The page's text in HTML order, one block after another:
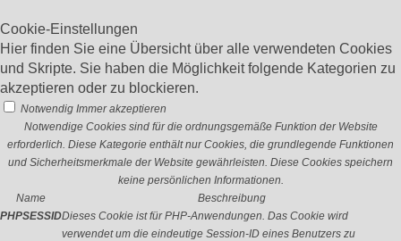
Cookie-Einstellungen
Hier finden Sie eine Übersicht über alle verwendeten Cookies
und Skripte. Sie haben die Möglichkeit folgende Kategorien zu
akzeptieren oder zu blockieren.
Notwendig Immer akzeptieren
Notwendige Cookies sind für die ordnungsgemäße Funktion der Website
erforderlich. Diese Kategorie enthält nur Cookies, die grundlegende Funktionen
und Sicherheitsmerkmale der Website gewährleisten. Diese Cookies speichern
keine persönlichen Informationen.
Name
Beschreibung
PHPSESSIDDieses Cookie ist für PHP-Anwendungen. Das Cookie wird
verwendet um die eindeutige Session-ID eines Benutzers zu